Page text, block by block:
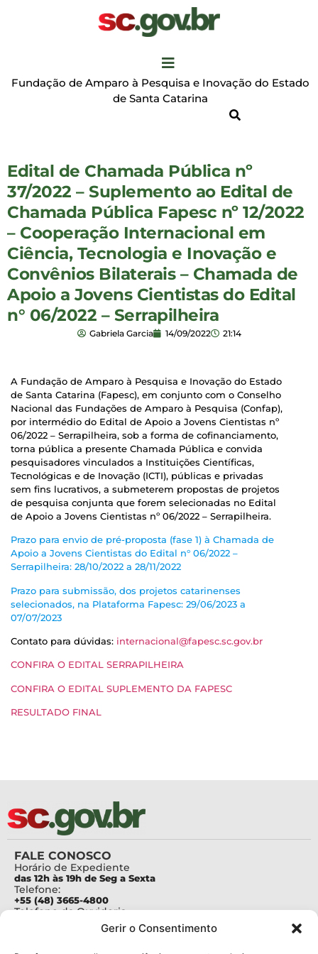
Gerir o Consentimento
Fundação de Amparo à Pesquisa e Inovação do Estado
de Santa Catarina
Edital de Chamada Pública nº
37/2022 – Suplemento ao Edital de
Chamada Pública Fapesc nº 12/2022
– Cooperação Internacional em
Ciência, Tecnologia e Inovação e
Convênios Bilaterais – Chamada de
Apoio a Jovens Cientistas do Edital
n° 06/2022 – Serrapilheira
Gabriela Garcia 14/09/2022 21:14
A Fundação de Amparo à Pesquisa e Inovação do Estado
de Santa Catarina (Fapesc), em conjunto com o Conselho
Nacional das Fundações de Amparo à Pesquisa (Confap),
por intermédio do Edital de Apoio a Jovens Cientistas nº
06/2022 – Serrapilheira, sob a forma de cofinanciamento,
torna pública a presente Chamada Pública e convida
pesquisadores vinculados a Instituições Científicas,
Tecnológicas e de Inovação (ICTI), públicas e privadas
sem fins lucrativos, a submeterem propostas de projetos
de pesquisa conjunta que forem selecionadas no Edital
de Apoio a Jovens Cientistas nº 06/2022 – Serrapilheira.
Prazo para envio de pré-proposta (fase 1) à Chamada de
Apoio a Jovens Cientistas do Edital n° 06/2022 –
Serrapilheira: 28/10/2022 a 28/11/2022
Prazo para submissão, dos projetos catarinenses
selecionados, na Plataforma Fapesc: 29/06/2023 a
07/07/2023
Contato para dúvidas: internacional@fapesc.sc.gov.br
CONFIRA O EDITAL SERRAPILHEIRA
CONFIRA O EDITAL SUPLEMENTO DA FAPESC
RESULTADO FINAL
FALE CONOSCO
Horário de Expediente
das 12h às 19h de Seg a Sexta
Telefone:
+55 (48) 3665-4800
Telefone da Ouvidoria